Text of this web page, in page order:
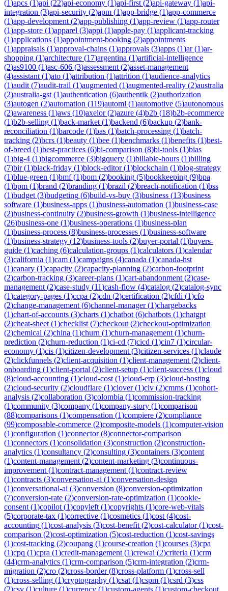
(1)apcs (1)api (22)api-economy (1)api-first (2)api-gateway (1)api-
integration (3)api-security (2)apm (1)app-bridge (1)app-commerce
(1)app-development (2)app-publishing (1)app-review (1)app-router
(1)app-store (1)apparel (3)appi (1)apple-pay (1)applicant-tracking
(1)applications (1)appointment-booking (2)appointments
(1)appraisals (1)approval-chains (1)approvals (3)apps (1)ar(1)ar-
shopping (1)architecture (17)argentina (1)artificial-intelligence
(2)as9100 (1)asc-606 (3)assessment (2)asset-management
(4)assistant (1)ato (1)attribution (1)attrition (1)audience-analytics
(1)audit (7)audit-trail (1)augmented (1)augmented-reality (2)australia
(2)australia-gst (1)authentication (6)authentik (2)authorization
(3)autogen (2)automation (119)automl (1)automotive (5)autonomous
(2)awareness (1)aws (10)axelor(2)azure (4)b2b (18)b2b-ecommerce
(1)b2b-selling (1)back-market (1)backend (6)backup (2)bank-
reconciliation (1)barcode (1)bas (1)batch-processing (1)batch-
tracking (2)bcrs (1)beauty (1)bee (1)benchmarks (1)benefits (1)best-
of-breed (1)best-practices (6)bi-comparison (8)bi-tools (1)bias
(1)big-4 (1)bigcommerce (3)bigquery (1)billable-hours (1)billing
(7)bir(1)black-friday (1)block-editor(1)blockchain (1)blog-strategy
(1)blue-green (1)bmf(1)bom (2)booking (5)bookkeeping (9)bpa
(1)bpm (1)brand (2)branding (1)brazil (2)breach-notification (1)bss
(1)budget (3)budgeting (6)build-vs-buy (3)business (13)business
software (1)business-apps (1)business-automation (1)business-case
(2)business-continuity (2)business-growth (1)business-intelligence
(26)business-one (1)business-operations (1)business-plan
(1)business-process (8)business-processes (1)business-software
(1)business-strategy (12)business-tools (2)buyer-portal (1)buyers-
guide (1)caching (6)calculation-groups (1)calculators (1)calendar
(3)california (1)cam (1)campaigns (4)canada (1)canada-hst
(1)canary (1)capacity (2)capacity-planning (2)carbon-footprint
(2)carbon-tracking (3)career-plans (1)cart-abandonment (2)case-
management (2)case-study (11)cash-flow (4)catalog (2)catalog-sync
(1)category-pages (1)ccpa (2)cdn (2)certification (2)cfdi (1)cfo
(2)change-management (6)channel-manager(1)chargebacks
(1)chart-of-accounts (3)charts (1)chatbot (6)chatbots (1)chatgpt
(2)cheat-sheet (1)checklist (7)checkout (2)checkout-optimization
(2)chemical (2)china (1)churn (1)churn-management (1)churn-
prediction (2)churn-reduction (1)ci-cd (7)cicd (1)cin7 (1)circular-
economy (1)cis (1)citizen-development (3)citizen-services (1)claude
(2)clickfunnels (2)client-acquisition (1)client-management (2)client-
onboarding (1)client-portal (2)client-setup (1)client-success (1)cloud
(8)cloud-accounting (1)cloud-cost (1)cloud-erp (3)cloud-hosting
(2)cloud-security (2)cloudflare (1)clover(1)clv (2)cmms (1)cohort-
analysis (2)collaboration (3)colombia (1)commission-tracking
(1)community (3)company (1)company-story (1)comparison
(88)comparisons (1)compensation (1)compiere (2)compliance
(99)composable-commerce (2)composite-models (1)computer-vision
(1)configuration (1)connector(8)connector-comparison
(1)connectors (1)consolidation (3)construction (2)construction-
analytics (1)consultancy (2)consulting (3)containers (3)content
(1)content-management (2)content-marketing (3)continuous-
improvement (1)contract-management (1)contract-review
(1)contracts (3)conversation-ai (1)conversation-design
(1)conversational-ai (3)conversion (8)conversion-optimization
(7)conversion-rate (2)conversion-rate-optimization (1)cookie-
consent (1)copilot (1)copyleft (1)copyrights (1)core-web-vitals
(5)corporate-tax (1)corrective (1)cosmetics (1)cost (4)cost-
accounting (1)cost-analysis (3)cost-benefit (2)cost-calculator(1)cost-
comparison (2)cost-optimization (5)cost-reduction (1)cost-savings
(1)cost-tracking (2)coupang (1)course-creation (1)courses (3)cpa
(1)cpq (1)cpra (1)credit-management (1)crewai (2)criteria (1)crm
(44)crm-analytics (1)crm-comparison (5)crm-integration (2)crm-
migration (2)cro (2)cross-border(8)cross-platform (1)cross-sell
(1)cross-selling (1)cryptography (1)csat (1)cspm (1)csrd (3)css
(2)csv (1)culture (1)currency (1)custom-agents (1)custom-checkout